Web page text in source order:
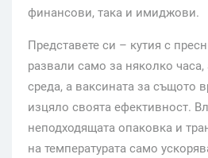
финансови, така и имиджови.
Представете си – кутия с
развали само за няколко
среда, а ваксината за същото
изцяло своята ефективност.
неподходящата опаковка и
на температурата само